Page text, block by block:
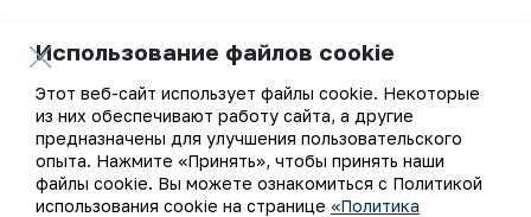
Ваш email
Подписаться на обновления
Использование файлов cookie
Этот веб-сайт использует файлы cookie. Некоторые
из них обеспечивают работу сайта, а другие
предназначены для улучшения пользовательского
опыта. Нажмите «Принять», чтобы принять наши
файлы cookie. Вы можете ознакомиться с Политикой
использования cookie на странице «Политика